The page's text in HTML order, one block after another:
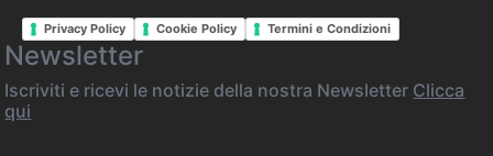
Privacy Policy Cookie Policy Termini e Condizioni
Newsletter
Iscriviti e ricevi le notizie della nostra Newsletter Clicca
qui